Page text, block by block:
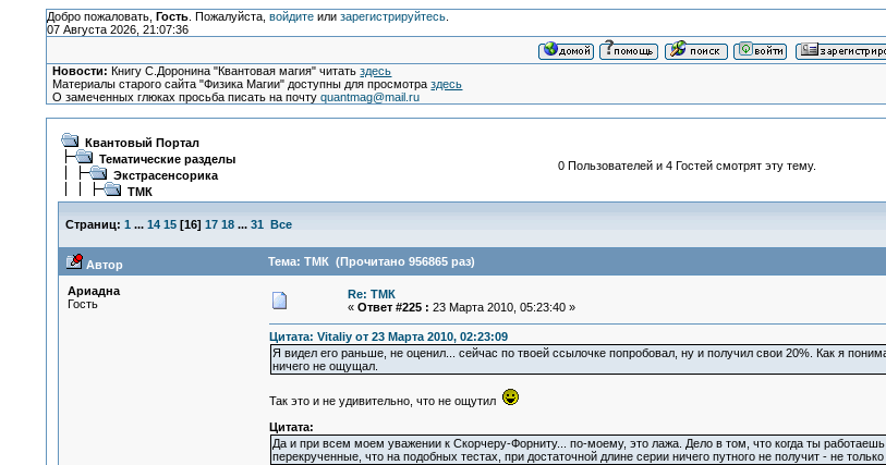
Добро пожаловать, Гость. Пожалуйста, войдитеили зарегистрируйтесь.
07 Августа 2026, 21:07:36
Новости: Книгу С.Доронина "Квантовая магия" читатьздесь
Материалы старого сайта "Физика Магии" доступны для просмотраздесь
О замеченных глюках просьба писать на почтуquantmag@mail.ru
Квантовый Портал
Тематические разделы
Экстрасенсорика
ТМК
0 Пользователей и 4 Гостей смотрят эту тему.
Страниц: 1 ... 14 15[16] 17 18 ... 31 Все
Автор Тема: ТМК (Прочитано 956865 раз)
Ариадна
Гость
Re: ТМК
« Ответ #225 : 23 Марта 2010, 05:23:40 »
Цитата: Vitaliy от 23 Марта 2010, 02:23:09
Я видел его раньше, не оценил... сейчас по твоей ссылочке попробовал, ну и получил свои 20%. Как я
ничего не ощущал.
Так это и не удивительно, что не ощутил
Цитата:
Да и при всем моем уважении к Скорчеру-Форниту... по-моему, это лажа. Дело в том, что когда ты
перекрученные, что на подобных тестах, при достаточной длине серии ничего путного не получит - не